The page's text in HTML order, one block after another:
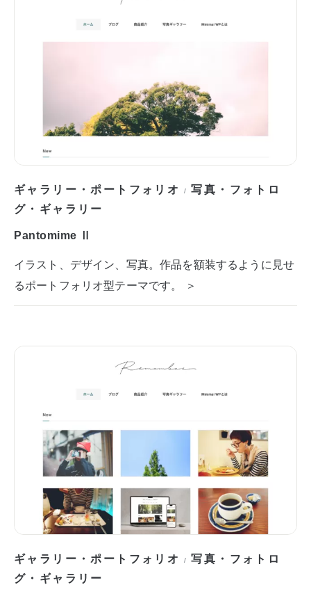
ギャラリー・ポートフォリオ /写真・フォトロ
グ・ギャラリー
Pantomime Ⅱ
イラスト、デザイン、写真。作品を額装するように見せ
るポートフォリオ型テーマです。 ＞
ギャラリー・ポートフォリオ /写真・フォトロ
グ・ギャラリー